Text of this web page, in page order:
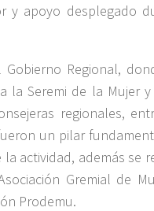
y apoyo desplegado
Regional,
la Seremi de la Mujer
regionales,
un pilar
actividad, además se
Gremial de
Prodemu.